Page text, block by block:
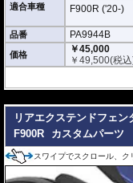
適合車種
F900R ('20-)
品番 PA9944B
価格
￥45,000
￥49,500(税
リアエクステンドフェン
F900R
カスタムパーツ
スワイプでスクロール、